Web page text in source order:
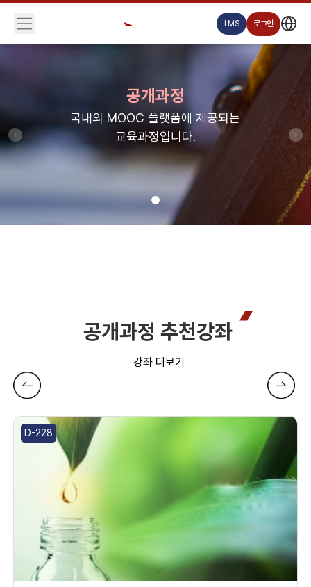
LMS 로그인
공개과정
국내외 MOOC 플랫폼에 제공되는
교육과정입니다.
Previous
공개과정 추천강좌
더보기
D-228